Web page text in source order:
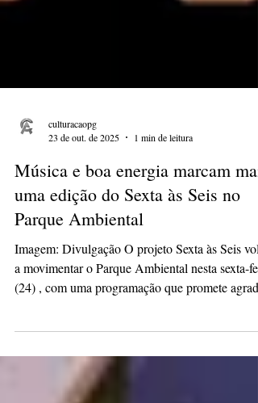
23 de out. de 2025
1 min de leitura
Música e boa energia marcam mais
uma edição do Sexta às Seis no
Parque Ambiental
Imagem: Divulgação O projeto Sexta às Seis volta
noite é a banda Casa Cantante , conhecida por
suas apresentações vibrantes e participativas, que